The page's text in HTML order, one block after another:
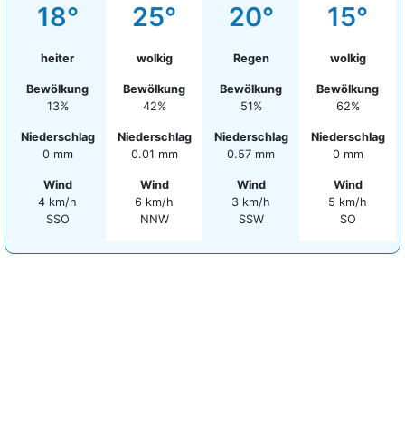
18°
heiter
Bewölkung
13%
Niederschlag
0 mm
Wind
4 km/h
SSO
25°
wolkig
Bewölkung
42%
Niederschlag
0.01 mm
Wind
6 km/h
NNW
20°
Regen
Bewölkung
51%
Niederschlag
0.57 mm
Wind
3 km/h
SSW
15°
wolkig
Bewölkung
62%
Niederschlag
0 mm
Wind
5 km/h
SO